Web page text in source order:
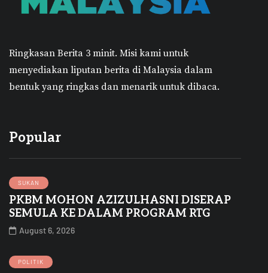
Ringkasan Berita 3 minit. Misi kami untuk
menyediakan liputan berita di Malaysia dalam
bentuk yang ringkas dan menarik untuk dibaca.
Popular
SUKAN
PKBM MOHON AZIZULHASNI DISERAP
SEMULA KE DALAM PROGRAM RTG
August 6, 2026
POLITIK